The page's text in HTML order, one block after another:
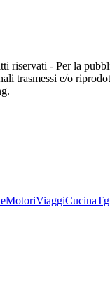
- Per la
trasmessi e/o
MotoriViaggiCucina